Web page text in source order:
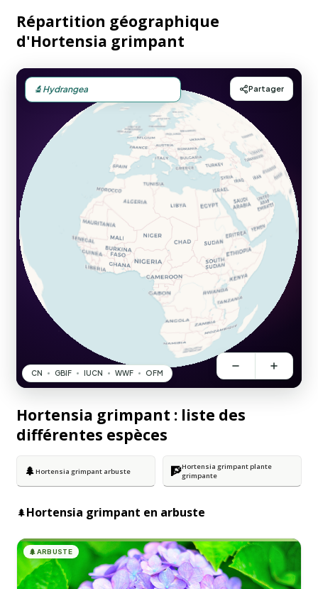
Répartition géographique
d'Hortensia grimpant
Hortensia grimpant : liste des
différentes espèces
🌲Hortensia grimpant arbuste 🧗Hortensia grimpant plante
grimpante
🌲Hortensia grimpant en arbuste
🌲ARBUSTE